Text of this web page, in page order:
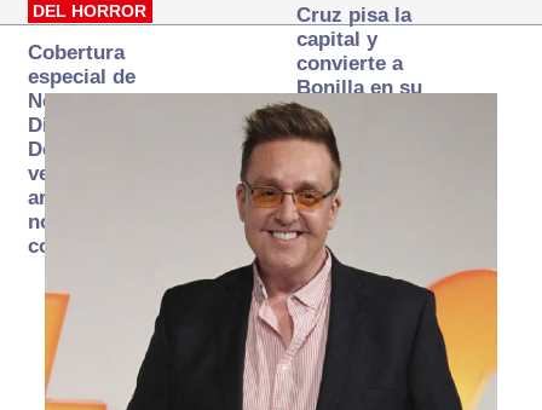
DEL HORROR
Cobertura
especial de
Norte
Digital:
Donde la
verdad
arde… pero
no se
consume
Cruz pisa la
capital y
convierte a
Bonilla en su
primer blanco